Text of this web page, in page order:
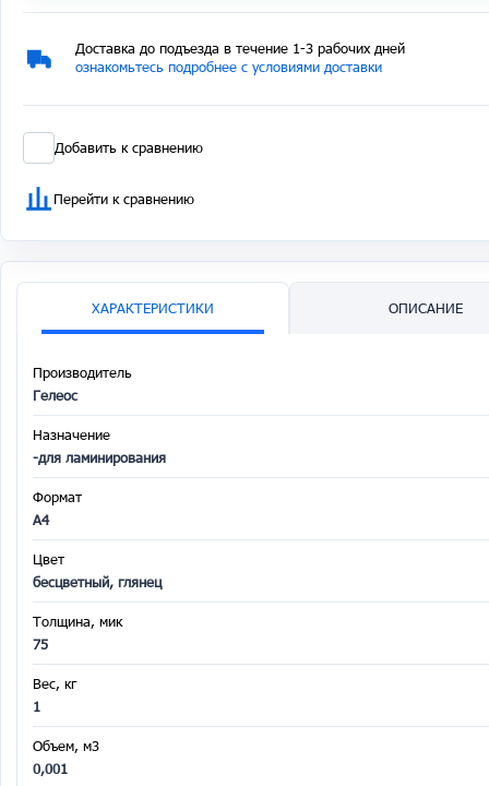
Доставка до подъезда в течение 1-3 рабочих дней
ознакомьтесь подробнее с условиями доставки
Добавить к сравнению
Перейти к сравнению
ХАРАКТЕРИСТИКИ ОПИСАНИЕ
Производитель
Гелеос
Назначение
-для ламинирования
Формат
A4
Цвет
бесцветный, глянец
Толщина, мик
75
Вес, кг
1
Объем, м3
0,001